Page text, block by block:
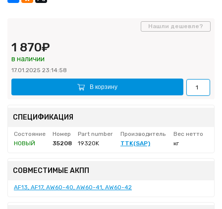
1 870₽
в наличии
17.01.2025 23:14:58
В корзину
Нашли дешевле?
СПЕЦИФИКАЦИЯ
Состояние Номер Part number Производитель
Вес нетто
НОВЫЙ
35208 19320K TTK(SAP) кг
СОВМЕСТИМЫЕ АКПП
AF13, AF17, AW60-40, AW60-41, AW60-42